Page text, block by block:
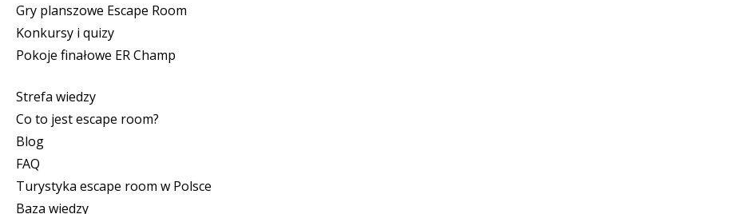
Gry planszowe Escape Room
Konkursy i quizy
Pokoje finałowe ER Champ
Strefa wiedzy
Co to jest escape room?
Blog
FAQ
Turystyka escape room w Polsce
Baza wiedzy